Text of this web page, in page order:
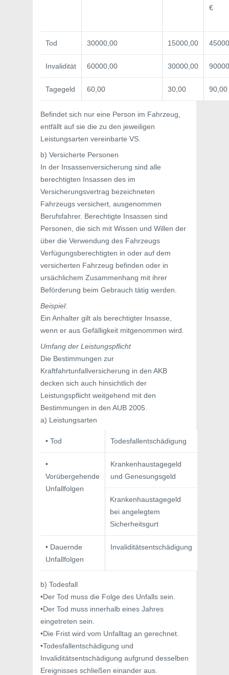
€
Tod 30000,00 15000,00
Invalidität 60000,00 30000,00
Tagegeld 60,00 30,00 90,00
Befindet sich nur eine Person im Fahrzeug,
entfällt auf sie die zu den jeweiligen
Leistungsarten vereinbarte VS.
b) Versicherte Personen
In der Insassenversicherung sind alle
berechtigten Insassen des im
Versicherungsvertrag bezeichneten
Fahrzeugs versichert, ausgenommen
Berufsfahrer. Berechtigte Insassen sind
Personen, die sich mit Wissen und Willen der
über die Verwendung des Fahrzeugs
Verfügungsberechtigten in oder auf dem
versicherten Fahrzeug befinden oder in
ursächlichem Zusammenhang mit ihrer
Beförderung beim Gebrauch tätig werden.
Beispiel:
Ein Anhalter gilt als berechtigter Insasse,
wenn er aus Gefälligkeit mitgenommen wird.
Umfang der Leistungspflicht
Die Bestimmungen zur
Kraftfahrtunfallversicherung in den AKB
decken sich auch hinsichtlich der
Leistungspflicht weitgehend mit den
Bestimmungen in den AUB 2005.
a) Leistungsarten
• Tod Todesfallentschädigung
•
Vorübergehende
Unfallfolgen
Krankenhaustagegeld
und Genesungsgeld
Krankenhaustagegeld
bei angelegtem
Sicherheitsgurt
• Dauernde
Unfallfolgen
Invaliditätsentschädigung
b) Todesfall
•Der Tod muss die Folge des Unfalls sein.
•Der Tod muss innerhalb eines Jahres
eingetreten sein.
•Die Frist wird vom Unfalltag an gerechnet.
•Todesfallentschädigung und
Invaliditätsentschädigung aufgrund desselben
Ereignisses schließen einander aus.